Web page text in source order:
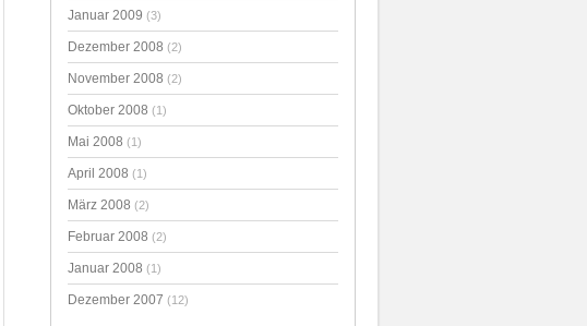
Januar 2009 (3)
Dezember 2008 (2)
November 2008 (2)
Oktober 2008 (1)
Mai 2008 (1)
April 2008 (1)
März 2008 (2)
Februar 2008 (2)
Januar 2008 (1)
Dezember 2007 (12)